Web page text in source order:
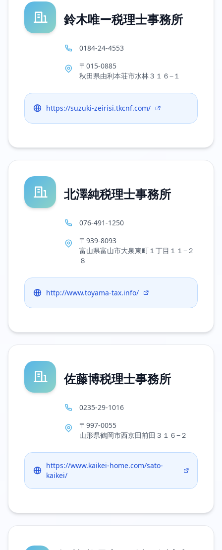
鈴木唯ー税理士事務所
0184-24-4553
〒015-0885
秋田県由利本荘市水林３１６−１
https://suzuki-zeirisi.tkcnf.com/
北澤純税理士事務所
076-491-1250
〒939-8093
富山県富山市大泉東町１丁目１１−２
８
http://www.toyama-tax.info/
佐藤博税理士事務所
0235-29-1016
〒997-0055
山形県鶴岡市西京田前田３１６−２
https://www.kaikei-home.com/sato-
kaikei/